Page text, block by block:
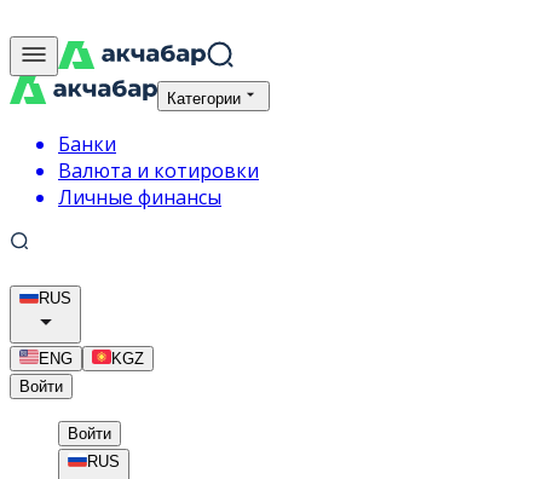
Категории
Банки
Валюта и котировки
Личные финансы
RUS
ENG
KGZ
Войти
Войти
RUS